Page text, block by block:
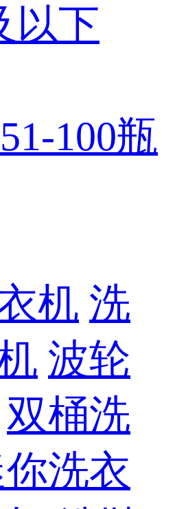
以下
51-100瓶
机 洗
波轮
双桶洗
洗衣